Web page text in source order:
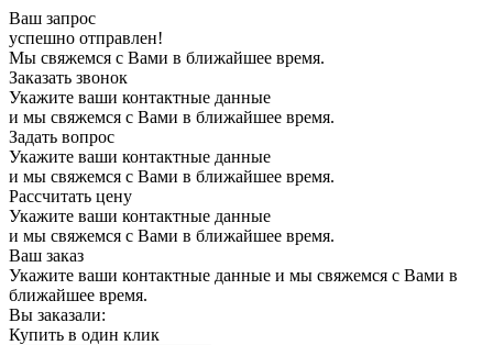
Ваш запрос
успешно отправлен!
Мы свяжемся с Вами в ближайшее время.
Заказать звонок
Укажите ваши контактные данные
и мы свяжемся с Вами в ближайшее время.
Задать вопрос
Укажите ваши контактные данные
и мы свяжемся с Вами в ближайшее время.
Рассчитать цену
Укажите ваши контактные данные
и мы свяжемся с Вами в ближайшее время.
Ваш заказ
Укажите ваши контактные данные и мы свяжемся с Вами в
ближайшее время.
Вы заказали:
Купить в один клик